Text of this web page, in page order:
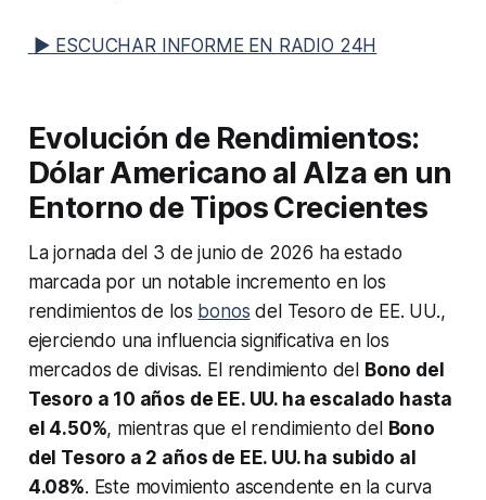
▶ ESCUCHAR INFORME EN RADIO 24H
Evolución de Rendimientos:
Dólar Americano al Alza en un
Entorno de Tipos Crecientes
La jornada del 3 de junio de 2026 ha estado
marcada por un notable incremento en los
rendimientos de los bonos del Tesoro de EE. UU.,
ejerciendo una influencia significativa en los
mercados de divisas. El rendimiento del
Bono del
Tesoro a 10 años de EE. UU. ha escalado hasta
el 4.50%, mientras que el rendimiento del
Bono
del Tesoro a 2 años de EE. UU. ha subido al
4.08%. Este movimiento ascendente en la curva